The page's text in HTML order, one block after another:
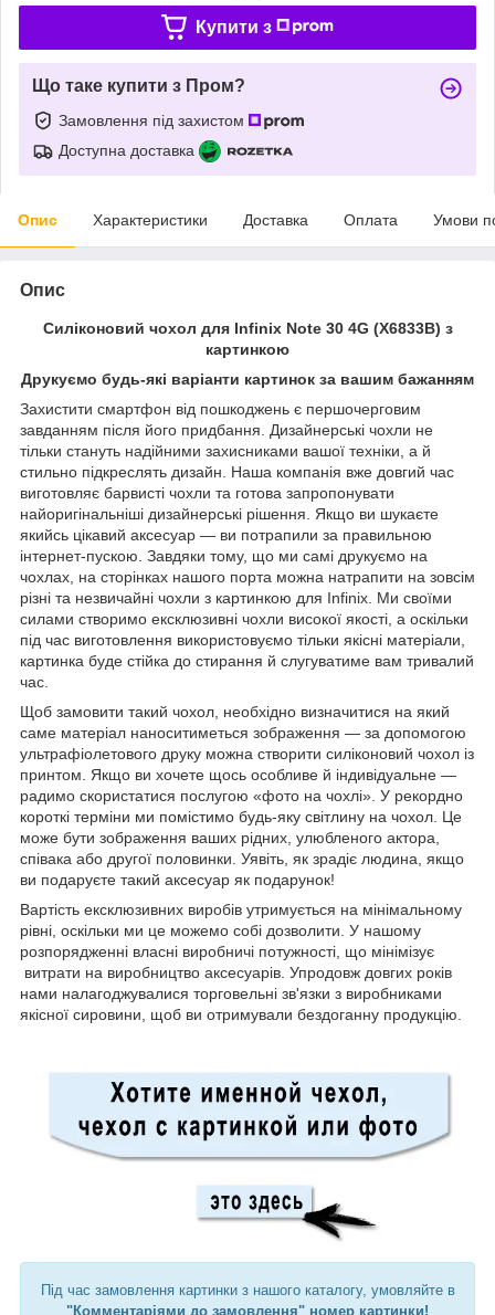
Купити з
Що таке купити з Пром?
Замовлення під захистом
Доступна доставка
Опис Характеристики Доставка Оплата Умови
Опис
Силіконовий чохол для Infinix Note 30 4G (X6833B) з
картинкою
Друкуємо будь-які варіанти картинок за вашим бажанням
Захистити смартфон від пошкоджень є першочерговим
завданням після його придбання. Дизайнерські чохли не
тільки стануть надійними захисниками вашої техніки, а й
стильно підкреслять дизайн. Наша компанія вже довгий час
виготовляє барвисті чохли та готова запропонувати
найоригінальніші дизайнерські рішення. Якщо ви шукаєте
якийсь цікавий аксесуар — ви потрапили за правильною
інтернет-пускою. Завдяки тому, що ми самі друкуємо на
чохлах, на сторінках нашого порта можна натрапити на зовсім
різні та незвичайні чохли з картинкою для Infinix. Ми своїми
силами створимо ексклюзивні чохли високої якості, а оскільки
під час виготовлення використовуємо тільки якісні матеріали,
картинка буде стійка до стирання й слугуватиме вам тривалий
час.
Щоб замовити такий чохол, необхідно визначитися на який
саме матеріал наноситиметься зображення — за допомогою
ультрафіолетового друку можна створити силіконовий чохол із
принтом. Якщо ви хочете щось особливе й індивідуальне —
радимо скористатися послугою «фото на чохлі». У рекордно
короткі терміни ми помістимо будь-яку світлину на чохол. Це
може бути зображення ваших рідних, улюбленого актора,
співака або другої половинки. Уявіть, як зрадіє людина, якщо
ви подаруєте такий аксесуар як подарунок!
Вартість ексклюзивних виробів утримується на мінімальному
рівні, оскільки ми це можемо собі дозволити. У нашому
розпорядженні власні виробничі потужності, що мінімізує
витрати на виробництво аксесуарів. Упродовж довгих років
нами налагоджувалися торговельні зв'язки з виробниками
якісної сировини, щоб ви отримували бездоганну продукцію.
Під час замовлення картинки з нашого каталогу, умовляйте в
"Комментаріями до замовлення" номер картинки!